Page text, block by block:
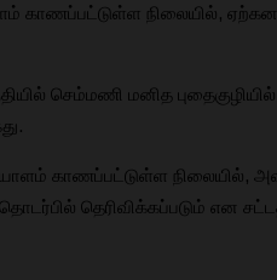
காணப்பட்டுள்ள நிலையில்,
செம்மணி மனித
காணப்பட்டுள்ள நிலையில்,
தெரிவிக்கப்படும் என